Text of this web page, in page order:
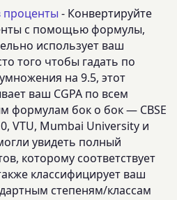
проценты - Конвертируйте
с помощью формулы,
использует ваш
того чтобы гадать по
на 9.5, этот
ваш CGPA по всем
формулам бок о бок — CBSE
VTU, Mumbai University и
увидеть полный
которому соответствует
классифицирует ваш
степеням/классам